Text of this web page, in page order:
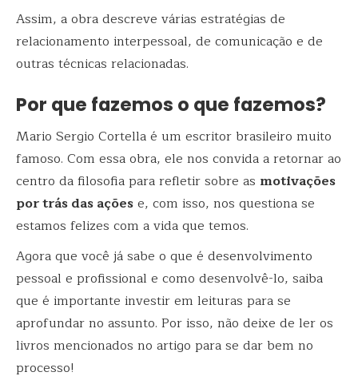
Assim, a obra descreve várias estratégias de
relacionamento interpessoal, de comunicação e de
outras técnicas relacionadas.
Por que fazemos o que fazemos?
Mario Sergio Cortella é um escritor brasileiro muito
famoso. Com essa obra, ele nos convida a retornar ao
centro da filosofia para refletir sobre as motivações
por trás das açõese, com isso, nos questiona se
estamos felizes com a vida que temos.
Agora que você já sabe o que é desenvolvimento
pessoal e profissional e como desenvolvê-lo, saiba
que é importante investir em leituras para se
aprofundar no assunto. Por isso, não deixe de ler os
livros mencionados no artigo para se dar bem no
processo!